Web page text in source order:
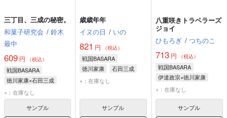
三丁目、三成の秘密。
和菓子研究会 / 鈴木
最中
609 円 （税込）
戦国BASARA
徳川家康×石田三成
石田三成
長曾我部元親
×：在庫なし
サンプル
歳歳年年
イヌの日 / いの
821 円 （税込）
戦国BASARA
徳川家康
石田三成
×：在庫なし
サンプル
八重咲きトラベラーズ
ジョイ
ひもろぎ / つちのこ
713円 （税込）
戦国BASARA
伊達政宗×徳川家康
徳川家康
×：在庫なし
サンプル